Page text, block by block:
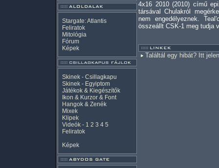
Stargate: Atlantis
Feliratok
Mitológia
Fórum
Képek
Skinek - Csillagkapu
Skinek - Egyiptom
Játékok & Kiegészítők
Ikon & Kurzor & Font
Hangok & Zenék
Mixek
Klipek
Videók - 1 2 3 4 5
Feliratok
Képek
4x16 2010 (2010) című
társával Chulakról
nem engedélyeznek.
összeállt CSK-1 meg tudja
Találtál egy hibát? Itt